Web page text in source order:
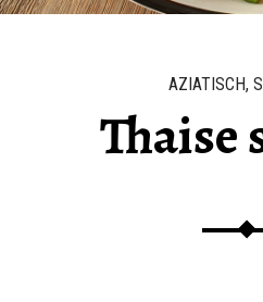
Thaise
AZIATISCH,